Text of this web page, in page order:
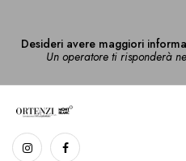
Desideri avere maggiori
Un operatore ti risponderà